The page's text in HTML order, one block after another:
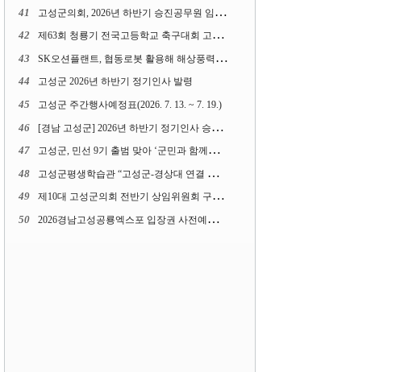
41 고성군의회, 2026년 하반기 승진공무원 임용장 수여
42 제63회 청룡기 전국고등학교 축구대회 고성서 열린다
43 SK오션플랜트, 협동로봇 활용해 해상풍력 생산 혁신 속도 낸다
44 고성군 2026년 하반기 정기인사 발령
45 고성군 주간행사예정표(2026. 7. 13. ~ 7. 19.)
46 [경남 고성군] 2026년 하반기 정기인사 승진심사 결과
47 고성군, 민선 9기 출범 맞아 ‘군민과 함께하는 대전환 소통간담회’ 열어
48 고성군평생학습관 “고성군-경상대 연결 평생교육” 운영
49 제10대 고성군의회 전반기 상임위원회 구성 완료
50 2026경남고성공룡엑스포 입장권 사전예매 시작